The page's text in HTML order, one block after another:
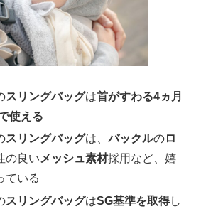
スリングバッグは首がすわる4ヵ月
使える
スリングバッグは、バックルのロ
の良い メッシュ素材採用など、嬉
ている
スリングバッグはSG基準を取得し